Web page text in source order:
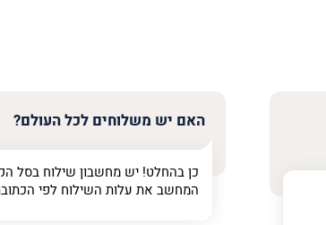
האם יש משלוחים לכל העולם?
כן בהחלט! יש מחשבון שילוח בסל
המחשב את עלות השילוח לפי